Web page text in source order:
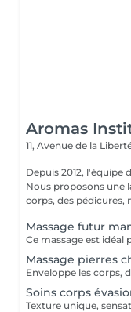
Aromas
11, Avenue de la
Depuis 2012, l'équipe
Nous proposons une
corps, des pédicures,
Massage futur
Massage pierres
Soins corps